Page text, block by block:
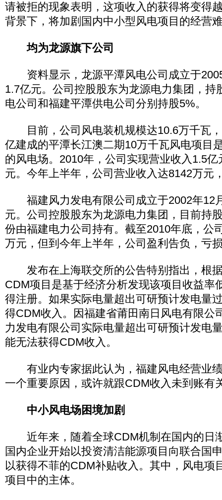
请被拒的现象表明，这项收入的获得将变得
背景下，将加剧国内中小型风电项目的经营
均为龙源旗下公司
资料显示，龙源平潭风电公司成立于
1.7亿元。公司控股股东为龙源电力集团，持
电公司和福建平潭供电公司分别持股5%。
目前，公司风电装机规模达10.6万千瓦，
亿建成的平潭长江澳二期10万千瓦风电项目
的风电场。2010年，公司实现营业收入1.5
元。今年上半年，公司营业收入达8142万元
福建风力发电有限公司成立于2002年12
元。公司控股股东为龙源电力集团，目前持
份由福建电力公司持有。截至2010年底，公
万元，但到今年上半年，公司盈利告负，亏
发布在上海联交所的公告特别指出，根
CDM项目是基于经济分析发现该项目收益率
得注册。如果实际电量超出可研预计发电量
得CDM收入。因福建省莆田南日风电有限公
力发电有限公司实际电量超出可研预计发电
能无法获得CDM收入。
有业内专家据此认为，福建风电经营业
一个重要原因，或许就跟CDM收入未到账有
中小风电场困境加剧
近年来，随着全球CDM机制在国内的日
国内企业开始以投资清洁能源项目向联合国
以获得不菲的CDM补贴收入。其中，风电项
项目中的主体。